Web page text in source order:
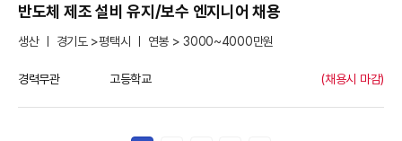
반도체 제조 설비 유지/보수 엔지니어 채용
생산 ㅣ 경기도 >평택시 ㅣ 연봉 > 3000~4000만원
경력무관 고등학교 (채용시 마감)